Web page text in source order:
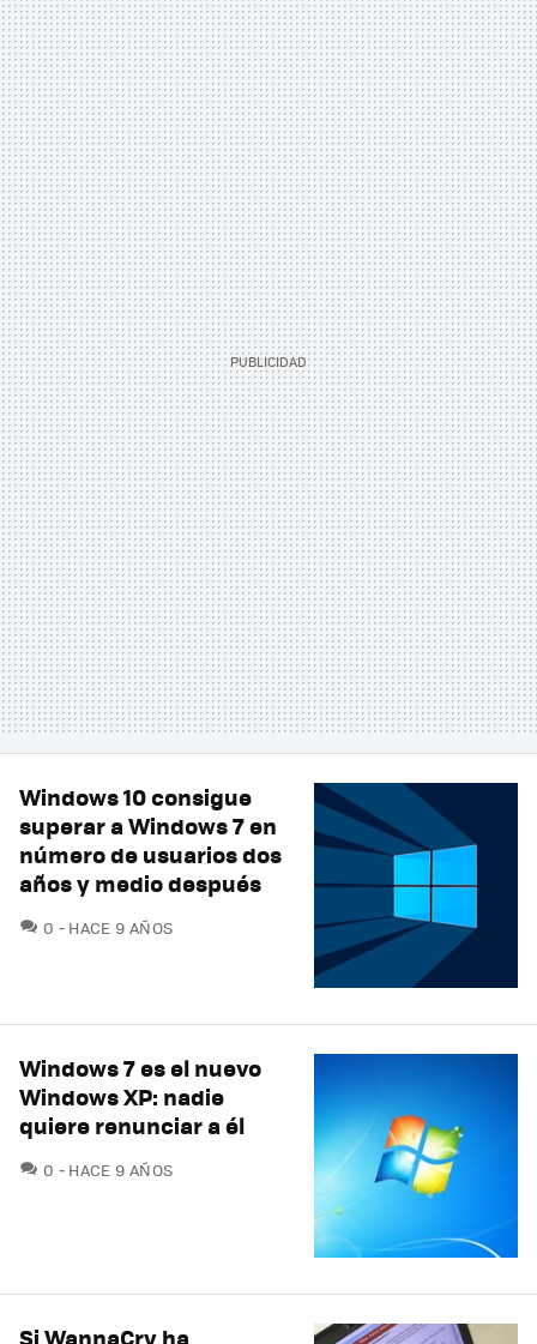
Windows 10 consigue
superar a Windows 7 en
número de usuarios dos
años y medio después
0 COMENTARIOS
HACE 9 AÑOS
Windows 7 es el nuevo
Windows XP: nadie
quiere renunciar a él
0 COMENTARIOS
HACE 9 AÑOS
Si WannaCry ha